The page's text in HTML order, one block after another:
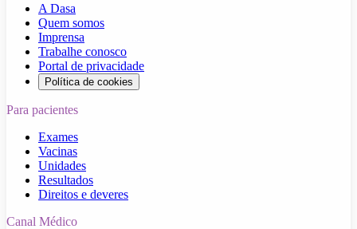
A Dasa
Quem somos
Imprensa
Trabalhe conosco
Portal de privacidade
Política de cookies
Para pacientes
Exames
Vacinas
Unidades
Resultados
Direitos e deveres
Canal Médico